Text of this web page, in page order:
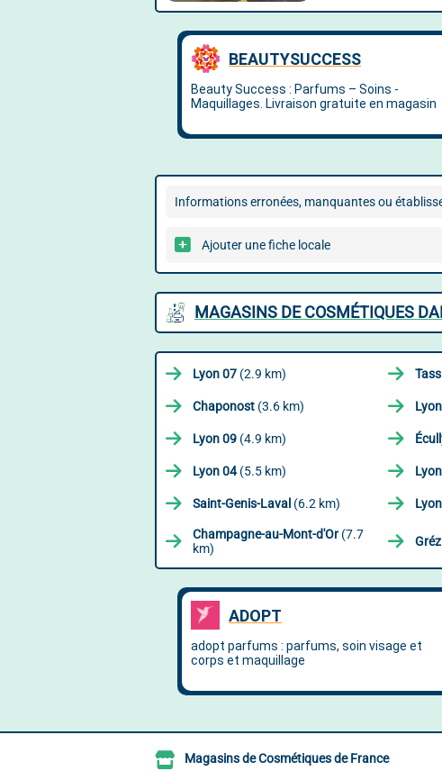
Informations erronées, manquantes ou
Ajouter une fiche locale
MAGASINS DE COSMÉTIQUES
Lyon 07 (2.9 km)
Chaponost (3.6 km)
Lyon 09 (4.9 km)
Lyon 04(5.5 km)
Saint-Genis-Laval (6.2 km)
Champagne-au-Mont-d'Or(7.7
km)
Magasins de Cosmétiques de France